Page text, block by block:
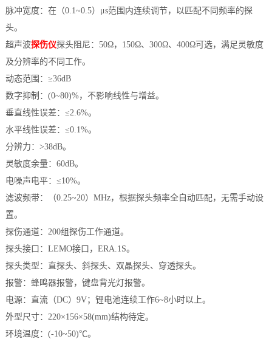
脉冲宽度：在（0.1~0.5）μs范围内连续调节，以匹配不同频率的探
头。
超声波探伤仪探头阻尼：50Ω，150Ω、300Ω、400Ω可选，满足灵敏度
及分辨率的不同工作。
动态范围：≥36dB
数字抑制：(0~80)%，不影响线性与增益。
垂直线性误差：≤2.6%。
水平线性误差：≤0.1%。
分辨力：>38dB。
灵敏度余量：60dB。
电噪声电平：≤10%。
滤波频带：（0.25~20）MHz，根据探头频率全自动匹配，无需手动设
置。
探伤通道：200组探伤工作通道。
探头接口：LEMO接口，ERA.1S。
探头类型：直探头、斜探头、双晶探头、穿透探头。
报警：蜂鸣器报警，键盘背光灯报警。
电源：直流（DC）9V；锂电池连续工作6~8小时以上。
外型尺寸：220×156×58(mm)结构待定。
环境温度：(-10~50)℃。